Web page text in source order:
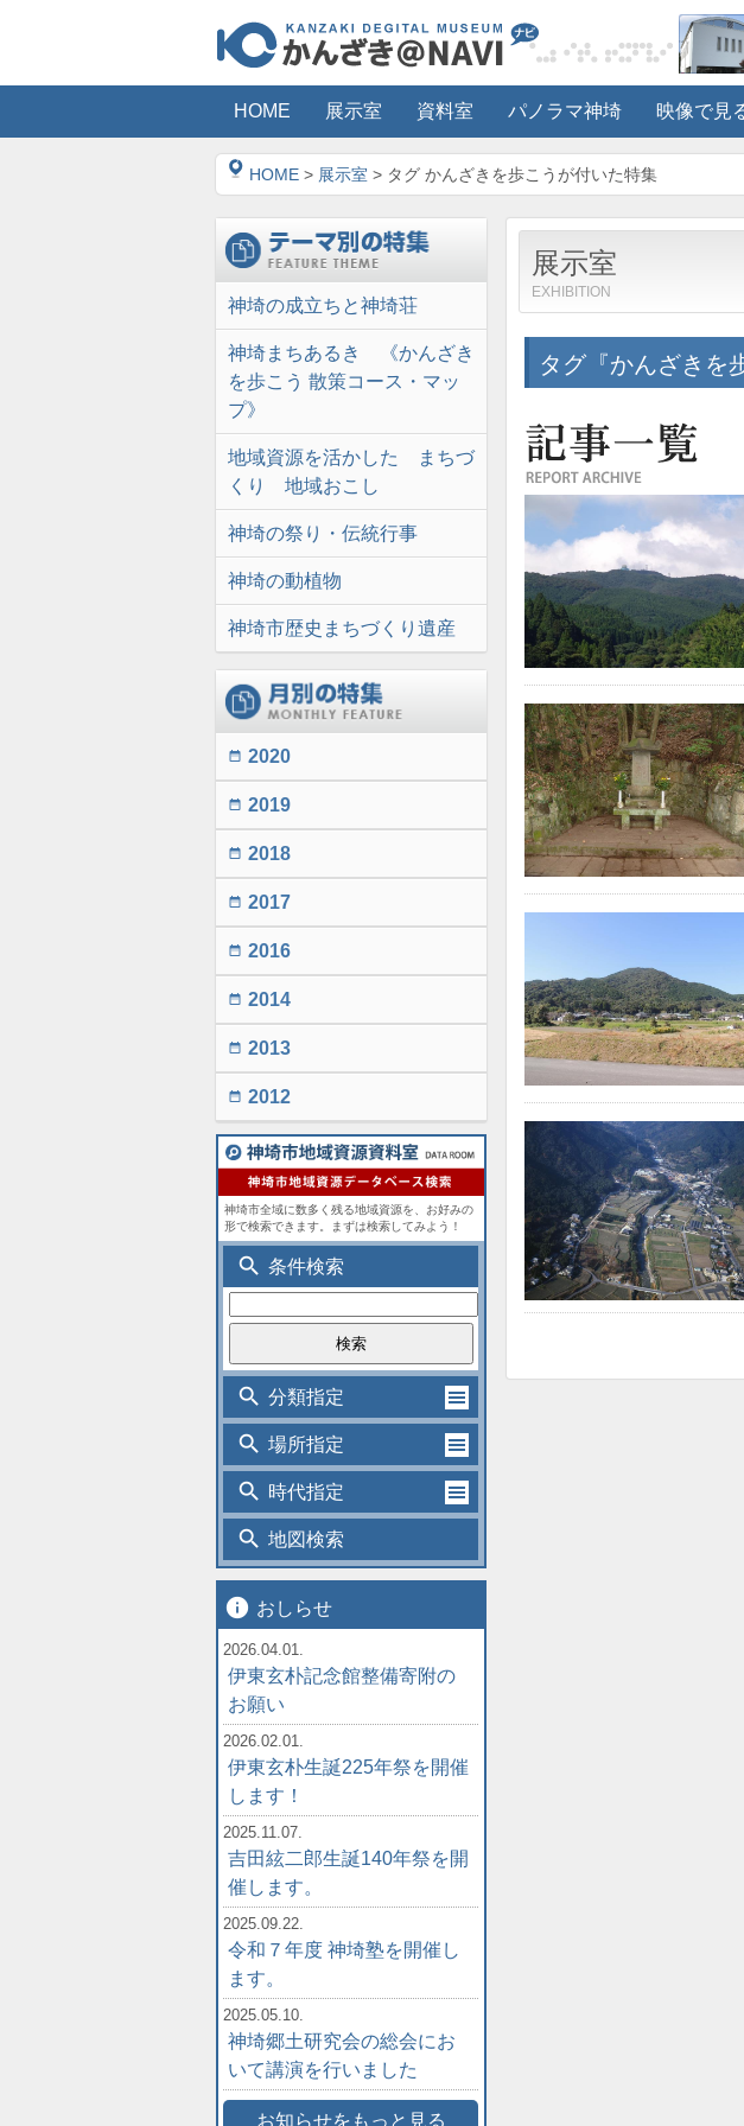
HOME 展示室 資料室 パノラマ神埼 映像で見
HOME > 展示室 > タグ かんざきを歩こうが付いた特集
展示室
EXHIBITION
タグ『かんざきを
神埼の成立ちと神埼荘
神埼まちあるき 《かんざき
を歩こう 散策コース・マッ
プ》
地域資源を活かした まちづ
くり 地域おこし
神埼の祭り・伝統行事
神埼の動植物
神埼市歴史まちづくり遺産
date_range 2020
date_range 2019
date_range 2018
date_range 2017
date_range 2016
date_range 2014
date_range 2013
date_range 2012
神埼市全域に数多く残る地域資源を、お好みの
形で検索できます。まずは検索してみよう！
search 条件検索
search 分類指定
search 場所指定
search 時代指定
search 地図検索
info おしらせ
2026.04.01.
伊東玄朴記念館整備寄附の
お願い
2026.02.01.
伊東玄朴生誕225年祭を開催
します！
2025.11.07.
吉田絃二郎生誕140年祭を開
催します。
2025.09.22.
令和７年度 神埼塾を開催し
ます。
2025.05.10.
神埼郷土研究会の総会にお
いて講演を行いました
お知らせをもっと見る